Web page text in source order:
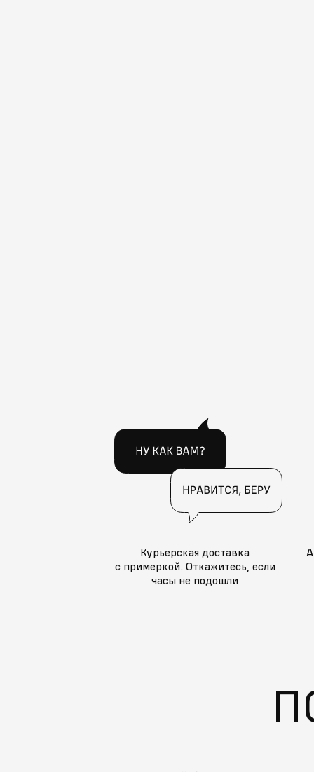
Курьерская доставка
с примеркой. Откажитесь, если
часы не подошли